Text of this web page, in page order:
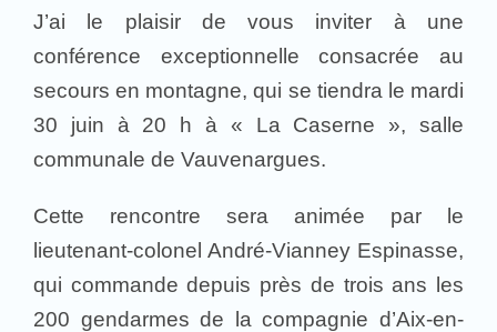
J’ai le plaisir de vous inviter à une
conférence exceptionnelle consacrée au
secours en montagne, qui se tiendra le mardi
30 juin à 20 h à « La Caserne », salle
communale de Vauvenargues.
Cette rencontre sera animée par le
lieutenant-colonel André-Vianney Espinasse,
qui commande depuis près de trois ans les
200 gendarmes de la compagnie d’Aix-en-